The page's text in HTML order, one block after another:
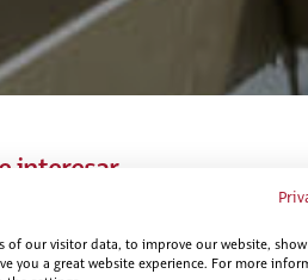
interesar...
of our visitor data, to improve our website, show
you a great website experience. For more